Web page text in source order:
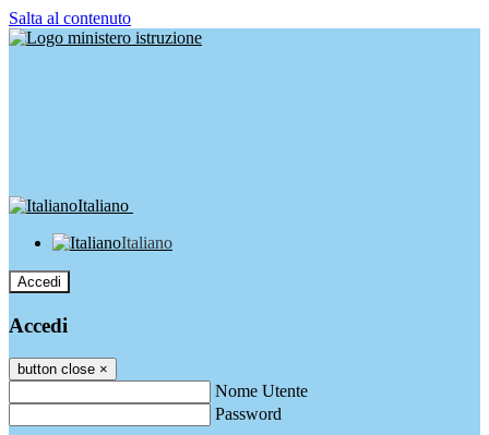
Salta al contenuto
Italiano
Italiano
Accedi
Accedi
button close ×
Nome Utente
Password